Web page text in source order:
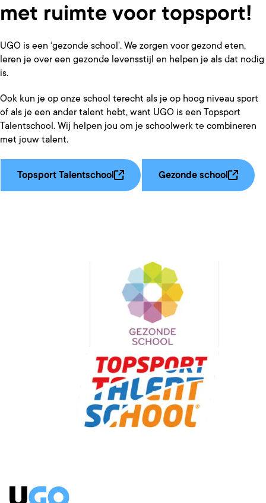
met ruimte voor topsport!
UGO is een ‘gezonde school’. We zorgen voor gezond eten,
leren je over een gezonde levensstijl en helpen je als dat nodig
is.
Ook kun je op onze school terecht als je op hoog niveau sport
of als je een ander talent hebt, want UGO is een Topsport
Talentschool. Wij helpen jou om je schoolwerk te combineren
met jouw talent.
Topsport Talentschool Gezonde school